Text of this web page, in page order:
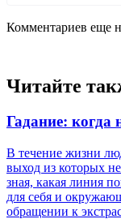
Комментариев еще
Читайте
Гадание: когда
В течение жизни
выход из которых
зная, какая линия
для себя и
обращении к